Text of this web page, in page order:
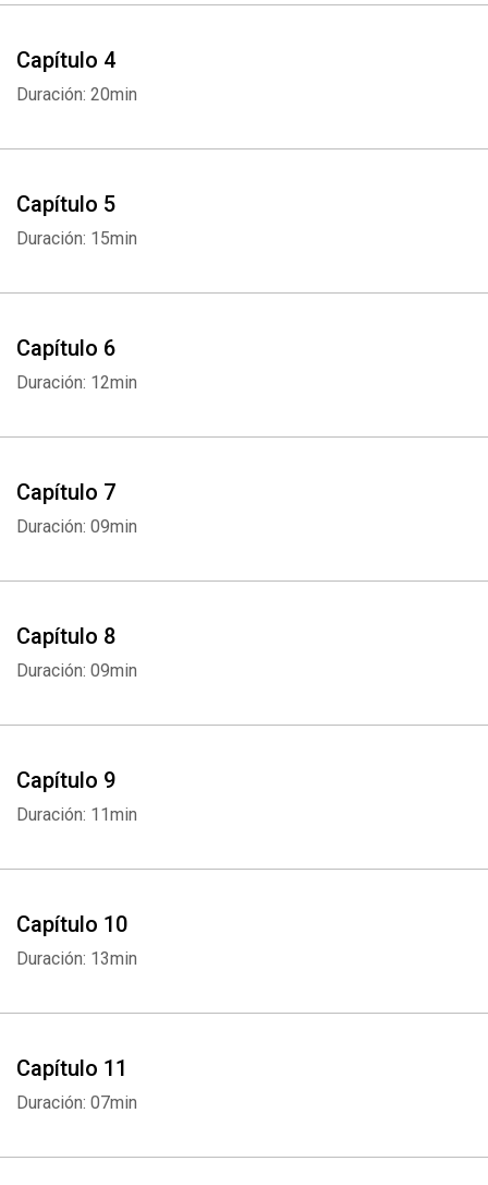
Capítulo 4
Duración: 20min
Capítulo 5
Duración: 15min
Capítulo 6
Duración: 12min
Capítulo 7
Duración: 09min
Capítulo 8
Duración: 09min
Capítulo 9
Duración: 11min
Capítulo 10
Duración: 13min
Capítulo 11
Duración: 07min